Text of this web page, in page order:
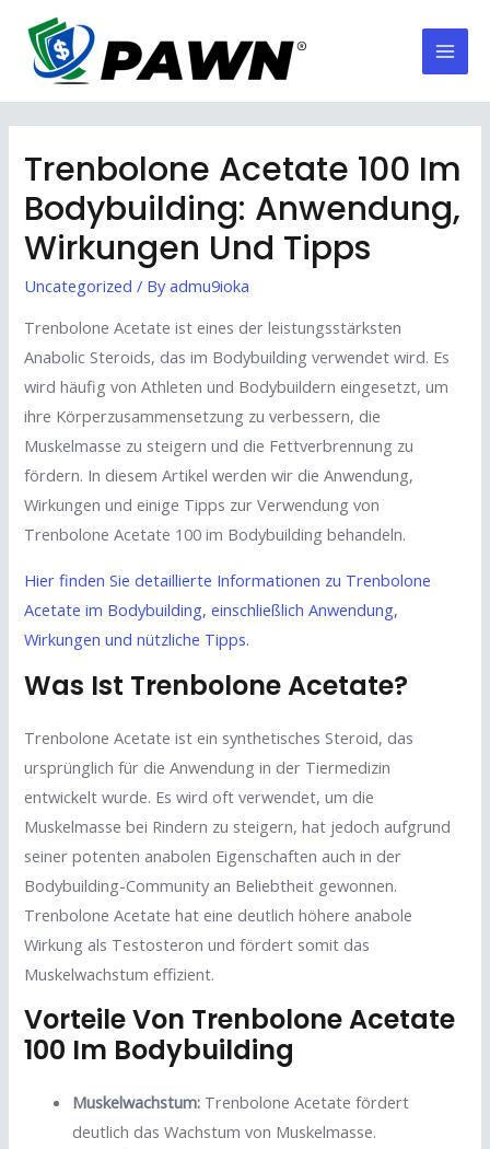
content
Trenbolone Acetate 100 Im
Bodybuilding: Anwendung,
Wirkungen Und Tipps
Uncategorized / Byadmu9ioka
Trenbolone Acetate ist eines der leistungsstärksten
Anabolic Steroids, das im Bodybuilding verwendet wird. Es
wird häufig von Athleten und Bodybuildern eingesetzt, um
ihre Körperzusammensetzung zu verbessern, die
Muskelmasse zu steigern und die Fettverbrennung zu
fördern. In diesem Artikel werden wir die Anwendung,
Wirkungen und einige Tipps zur Verwendung von
Trenbolone Acetate 100 im Bodybuilding behandeln.
Hier finden Sie detaillierte Informationen zu Trenbolone
Acetate im Bodybuilding, einschließlich Anwendung,
Wirkungen und nützliche Tipps.
Was Ist Trenbolone Acetate?
Trenbolone Acetate ist ein synthetisches Steroid, das
ursprünglich für die Anwendung in der Tiermedizin
entwickelt wurde. Es wird oft verwendet, um die
Muskelmasse bei Rindern zu steigern, hat jedoch aufgrund
seiner potenten anabolen Eigenschaften auch in der
Bodybuilding-Community an Beliebtheit gewonnen.
Trenbolone Acetate hat eine deutlich höhere anabole
Wirkung als Testosteron und fördert somit das
Muskelwachstum effizient.
Vorteile Von Trenbolone Acetate
100 Im Bodybuilding
Muskelwachstum: Trenbolone Acetate fördert
deutlich das Wachstum von Muskelmasse.